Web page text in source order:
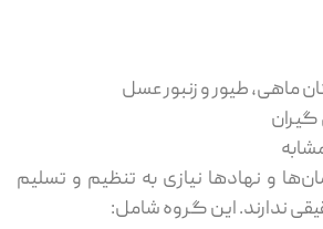
ماهی، طیور و زنبور عسل
و نهادها نیازی به تنظیم و تسلیم
ندارند. این گروه شامل: